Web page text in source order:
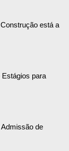
está a
para
de